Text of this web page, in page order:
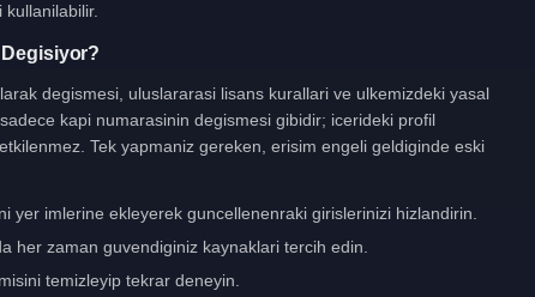
degismesi, uluslararasi lisans kurallari ve ulkemizdeki yasal
kapi numarasinin degismesi gibidir; icerideki profil
Tek yapmaniz gereken, erisim engeli geldiginde eski
yer imlerine ekleyerek guncellenenraki girislerinizi hizlandirin.
her zaman guvendiginiz kaynaklari tercih edin.
temizleyip tekrar deneyin.